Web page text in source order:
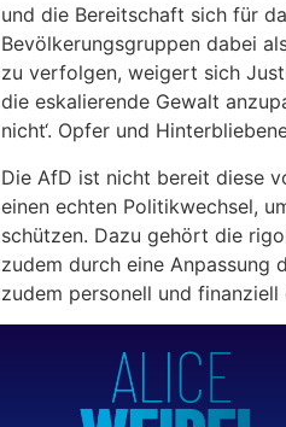
und die Bereitschaft sich für
Bevölkerungsgruppen dabei
zu verfolgen, weigert sich
die eskalierende Gewalt
nicht‘. Opfer und
Die AfD ist nicht bereit diese
einen echten Politikwechsel,
schützen. Dazu gehört die
zudem durch eine
zudem personell und